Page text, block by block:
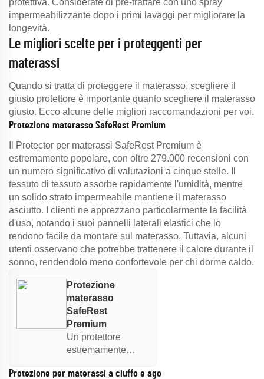
protettiva. Considerate di pre-trattare con uno spray
impermeabilizzante dopo i primi lavaggi per migliorare la
longevità.
Le migliori scelte per i proteggenti per
materassi
Quando si tratta di proteggere il materasso, scegliere il
giusto protettore è importante quanto scegliere il materasso
giusto. Ecco alcune delle migliori raccomandazioni per voi.
Protezione materasso SafeRest Premium
Il Protector per materassi SafeRest Premium è
estremamente popolare, con oltre 279.000 recensioni con
un numero significativo di valutazioni a cinque stelle. Il
tessuto di tessuto assorbe rapidamente l'umidità, mentre
un solido strato impermeabile mantiene il materasso
asciutto. I clienti ne apprezzano particolarmente la facilità
d'uso, notando i suoi pannelli laterali elastici che lo
rendono facile da montare sul materasso. Tuttavia, alcuni
utenti osservano che potrebbe trattenere il calore durante il
sonno, rendendolo meno confortevole per chi dorme caldo.
Protezione
materasso
SafeRest
Premium
Un protettore
estremamente
progettato con un
Protezione per materassi a ciuffo e ago